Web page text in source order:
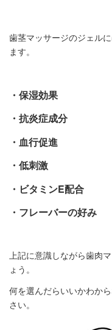
歯茎マッサージのジェル
ます。
・保湿効果
・抗炎症成分
・血行促進
・低刺激
・ビタミンE配合
・フレーバーの好み
上記に意識しながら歯肉
ょう。
何を選んだらいいかわから
さい。